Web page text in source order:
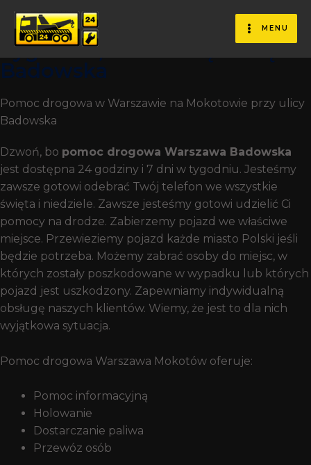
MENU
Pomoc Drogowa Dla
Kierowców 7 Dni W
Tygodniu, Przez Całą Dobę
Badowska
Pomoc drogowa w Warszawie na Mokotowie przy ulicy
Badowska
Dzwoń, bo pomoc drogowa Warszawa Badowska
jest dostępna 24 godziny i 7 dni w tygodniu. Jesteśmy
zawsze gotowi odebrać Twój telefon we wszystkie
święta i niedziele. Zawsze jesteśmy gotowi udzielić Ci
pomocy na drodze. Zabierzemy pojazd we właściwe
miejsce. Przewieziemy pojazd każde miasto Polski jeśli
będzie potrzeba. Możemy zabrać osoby do miejsc, w
których zostały poszkodowane w wypadku lub których
pojazd jest uszkodzony. Zapewniamy indywidualną
obsługę naszych klientów. Wiemy, że jest to dla nich
wyjątkowa sytuacja.
Pomoc drogowa Warszawa Mokotów oferuje:
Pomoc informacyjną
Holowanie
Dostarczanie paliwa
Przewóz osób